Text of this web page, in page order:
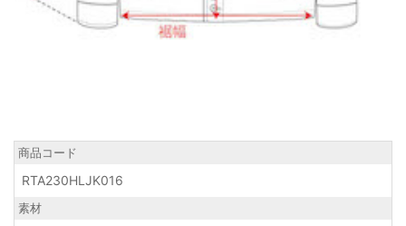
商品コード
RTA230HLJK016
素材